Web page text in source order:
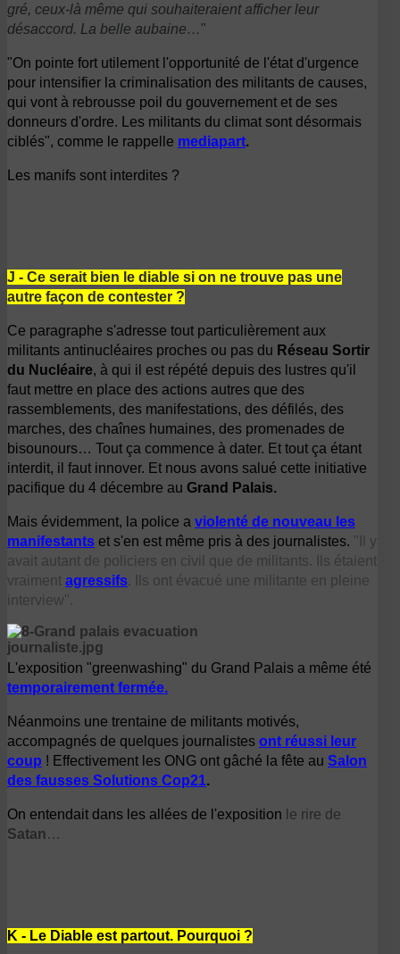
gré, ceux-là même qui souhaiteraient afficher leur
désaccord. La belle aubaine… "
"On pointe fort utilement l'opportunité de l'état d'urgence
pour intensifier la criminalisation des militants de causes,
qui vont à rebrousse poil du gouvernement et de ses
donneurs d'ordre.
Les militants du climat sont désormais
ciblés", comme le rappelle mediapart.
Les manifs sont interdites ?
J - Ce serait bien le diable si on ne trouve pas une
autre façon de contester ?
Ce paragraphe s'adresse tout particulièrement aux
militants antinucléaires proches ou pas du Réseau Sortir
du Nucléaire, à qui il est répété depuis des lustres qu'il
faut mettre en place des actions autres que des
rassemblements, des manifestations, des défilés, des
marches, des chaînes humaines, des promenades de
bisounours… Tout ça commence à dater. Et tout ça étant
interdit, il faut innover. Et nous avons salué cette initiative
pacifique du 4 décembre au Grand Palais.
Mais évidemment, la police a violenté de nouveau les
manifestants et s'en est même pris à des journalistes. "Il y
avait autant de policiers en civil que de militants. Ils étaient
vraiment agressifs. Ils ont évacué une militante en pleine
interview".
L'exposition "greenwashing" du Grand Palais a même été
temporairement fermée.
Néanmoins une trentaine de militants motivés,
accompagnés de quelques journalistes ont réussi leur
coup ! Effectivement les ONG ont gâché la fête au Salon
des fausses Solutions Cop21.
On entendait dans les allées de l'exposition le rire de
Satan…
K - Le Diable est partout. Pourquoi ?